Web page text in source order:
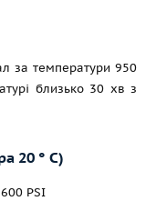
за температури 950
близько 30 хв з
20 ° С)
PSI